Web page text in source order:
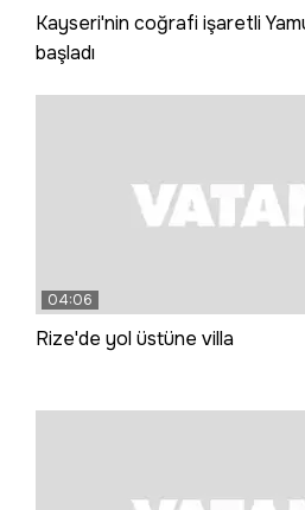
Kayseri'nin coğrafi işaretli
başladı
04:06
Rize'de yol üstüne villa